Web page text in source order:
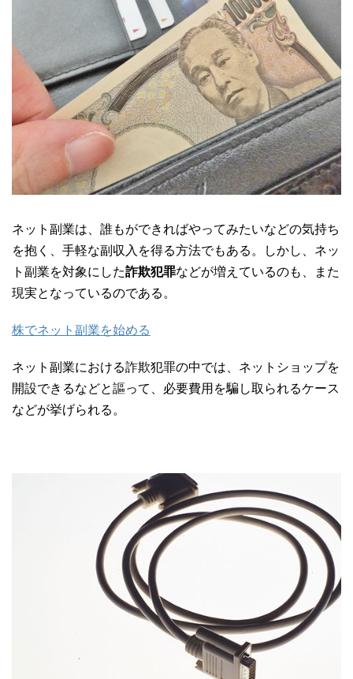
ネット副業は、誰もができればやってみたいなどの気持ち
を抱く、手軽な副収入を得る方法でもある。しかし、ネッ
ト副業を対象にした詐欺犯罪などが増えているのも、また
現実となっているのである。
株でネット副業を始める
ネット副業における詐欺犯罪の中では、ネットショップを
開設できるなどと謳って、必要費用を騙し取られるケース
などが挙げられる。